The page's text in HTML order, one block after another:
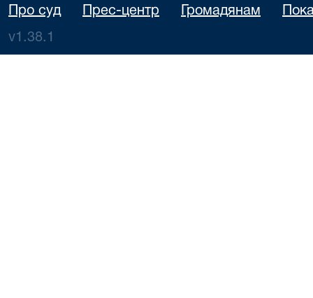
Про суд Прес-центр Громадянам
v1.38.1